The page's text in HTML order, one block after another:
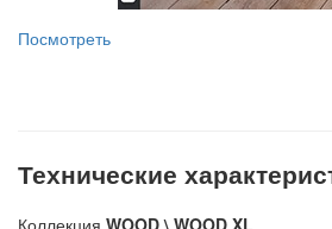
Посмотреть
Технические
Коллекция WOOD \ WOOD XL